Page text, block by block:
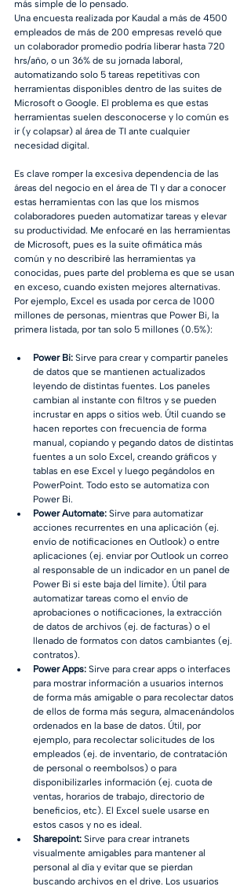
más simple de lo pensado.
Una encuesta realizada por Kaudal a más de 4500
empleados de más de 200 empresas reveló que
un colaborador promedio podría liberar hasta 720
hrs/año, o un 36% de su jornada laboral,
automatizando solo 5 tareas repetitivas con
herramientas disponibles dentro de las suites de
Microsoft o Google. El problema es que estas
herramientas suelen desconocerse y lo común es
ir (y colapsar) al área de TI ante cualquier
necesidad digital.
Es clave romper la excesiva dependencia de las
áreas del negocio en el área de TI y dar a conocer
estas herramientas con las que los mismos
colaboradores pueden automatizar tareas y elevar
su productividad. Me enfocaré en las herramientas
de Microsoft, pues es la suite ofimática más
común y no describiré las herramientas ya
conocidas, pues parte del problema es que se usan
en exceso, cuando existen mejores alternativas.
Por ejemplo, Excel es usada por cerca de 1000
millones de personas, mientras que Power Bi, la
primera listada, por tan solo 5 millones (0.5%):
Power Bi: Sirve para crear y compartir paneles
de datos que se mantienen actualizados
leyendo de distintas fuentes. Los paneles
cambian al instante con filtros y se pueden
incrustar en apps o sitios web. Útil cuando se
hacen reportes con frecuencia de forma
manual, copiando y pegando datos de distintas
fuentes a un solo Excel, creando gráficos y
tablas en ese Excel y luego pegándolos en
PowerPoint. Todo esto se automatiza con
Power Bi.
Power Automate: Sirve para automatizar
acciones recurrentes en una aplicación (ej.
envío de notificaciones en Outlook) o entre
aplicaciones (ej. enviar por Outlook un correo
al responsable de un indicador en un panel de
Power Bi si este baja del límite). Útil para
automatizar tareas como el envío de
aprobaciones o notificaciones, la extracción
de datos de archivos (ej. de facturas) o el
llenado de formatos con datos cambiantes (ej.
contratos).
Power Apps: Sirve para crear apps o interfaces
para mostrar información a usuarios internos
de forma más amigable o para recolectar datos
de ellos de forma más segura, almacenándolos
ordenados en la base de datos. Útil, por
ejemplo, para recolectar solicitudes de los
empleados (ej. de inventario, de contratación
de personal o reembolsos) o para
disponibilizarles información (ej. cuota de
ventas, horarios de trabajo, directorio de
beneficios, etc). El Excel suele usarse en
estos casos y no es ideal.
Sharepoint: Sirve para crear intranets
visualmente amigables para mantener al
personal al día y evitar que se pierdan
buscando archivos en el drive. Los usuarios